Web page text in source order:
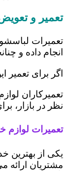
تعمیر و
تعمیرات
انجام داده و
اگر برای تعمیر
تعمیرکاران
نظر در بازار،
تعمیرات لوازم
یکی از بهترین
مشتریان ارائه